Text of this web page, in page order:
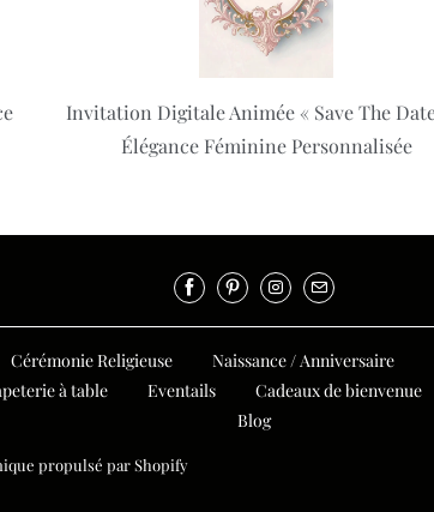
Invitation Digitale Animée « Save The
Élégance Féminine Personnalisée
Cérémonie Religieuse Naissance / Anniversaire
à table Eventails Cadeaux de bienvenue
Blog
propulsé par Shopify